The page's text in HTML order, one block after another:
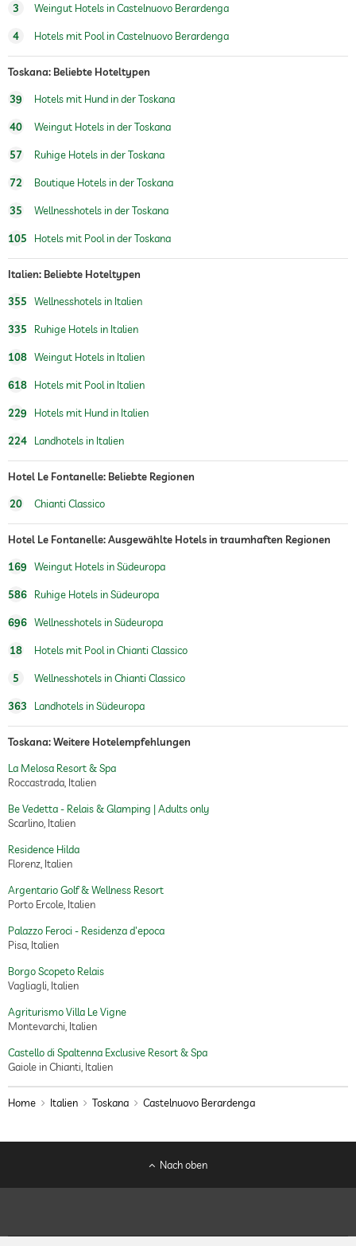
Whirlpool Kostenlos
Innenpool
Pool beheizt
Fitnessraum Kostenlos
Wandern
Außenspielplatz
Kinderbetreuung
kinderfreundliches Restaurant
Wellnessmassagen
Treatments
Herstellung
Gourmet-Restaurant
klassische Küche
saisonale Küche
Ferrettini
3 Weingut Hotels in Castelnuovo Berardenga
4 Hotels mit Pool in Castelnuovo Berardenga
Toskana: Beliebte Hoteltypen
39 Hotels mit Hund in der Toskana
40 Weingut Hotels in der Toskana
57 Ruhige Hotels in der Toskana
72 Boutique Hotels in der Toskana
35 Wellnesshotels in der Toskana
105 Hotels mit Pool in der Toskana
Italien: Beliebte Hoteltypen
355 Wellnesshotels in Italien
335 Ruhige Hotels in Italien
108 Weingut Hotels in Italien
618 Hotels mit Pool in Italien
229 Hotels mit Hund in Italien
224 Landhotels in Italien
Hotel Le Fontanelle: Beliebte Regionen
20 Chianti Classico
Hotel Le Fontanelle: Ausgewählte Hotels in traumhaften Regionen
169 Weingut Hotels in Südeuropa
586 Ruhige Hotels in Südeuropa
696 Wellnesshotels in Südeuropa
18 Hotels mit Pool in Chianti Classico
5 Wellnesshotels in Chianti Classico
363 Landhotels in Südeuropa
Toskana: Weitere Hotelempfehlungen
La Melosa Resort & Spa
Roccastrada, Italien
Be Vedetta - Relais & Glamping | Adults only
Scarlino, Italien
Residence Hilda
Florenz, Italien
Argentario Golf & Wellness Resort
Porto Ercole, Italien
Palazzo Feroci - Residenza d'epoca
Pisa, Italien
Borgo Scopeto Relais
Vagliagli, Italien
Agriturismo Villa Le Vigne
Montevarchi, Italien
Castello di Spaltenna Exclusive Resort & Spa
Gaiole in Chianti, Italien
Home Italien Toskana Castelnuovo Berardenga
Nach oben